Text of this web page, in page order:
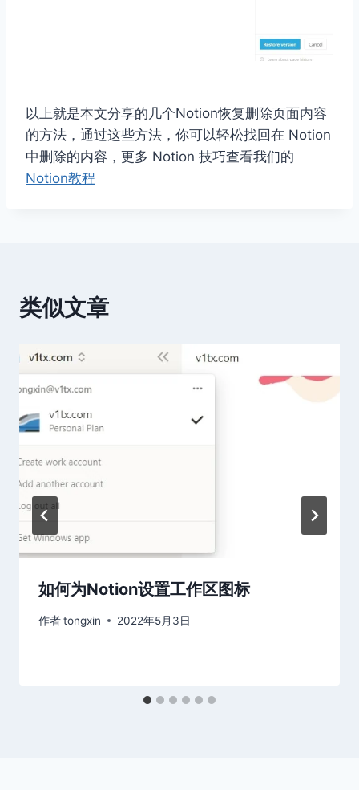
以上就是本文分享的几个Notion恢复删除页面内容
的方法，通过这些方法，你可以轻松找回在 Notion
中删除的内容，更多 Notion 技巧查看我们的
Notion教程
类似文章
如何为Notion设置工作区图标
作者tongxin 2022年5月3日